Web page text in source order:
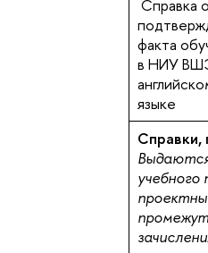
Справка о
факта
в НИУ
языке
Справки,
учебного